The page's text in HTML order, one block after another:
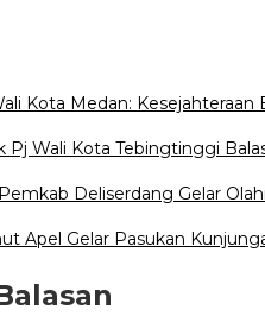
Kota Medan:
Pj Wali Kota Tebingtinggi
Deliserdang Gelar
Apel Gelar Pasukan